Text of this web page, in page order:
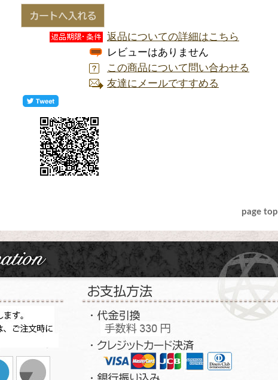
返品についての詳細はこちら
レビューはありません
この商品について問い合わせる
友達にメールですすめる
page top